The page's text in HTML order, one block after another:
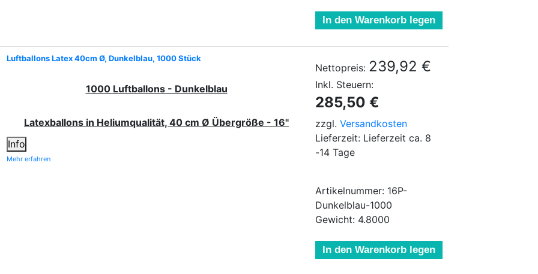
In den Warenkorb legen
Luftballons Latex 40cm Ø, Dunkelblau, 1000 Stück
1000 Luftballons - Dunkelblau
Latexballons in Heliumqualität, 40 cm Ø Übergröße - 16"
Info
Mehr erfahren
Nettopreis: 239,92 €
Inkl. Steuern:
285,50 €
zzgl. Versandkosten
Lieferzeit: Lieferzeit ca. 8
-14 Tage
Artikelnummer: 16P-
Dunkelblau-1000
Gewicht: 4.8000
In den Warenkorb legen